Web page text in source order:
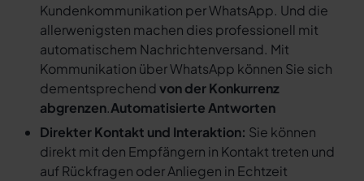
Kundenkommunikation per WhatsApp. Und die
allerwenigsten machen dies professionell mit
automatischem Nachrichtenversand. Mit
Kommunikation über WhatsApp können Sie sich
dementsprechendvon der Konkurrenz
abgrenzen.Automatisierte Antworten
Direkter Kontakt und Interaktion: Sie können
direkt mit den Empfängern in Kontakt treten und
auf Rückfragen oder Anliegen in Echtzeit